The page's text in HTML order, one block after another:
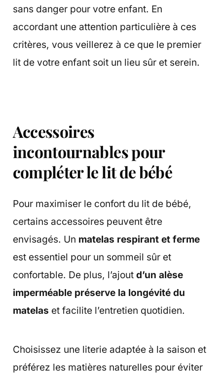
sans danger pour votre enfant. En
accordant une attention particulière à ces
critères, vous veillerez à ce que le premier
lit de votre enfant soit un lieu sûr et serein.
Accessoires
incontournables pour
compléter le lit de bébé
Pour maximiser le confort du lit de bébé,
certains accessoires peuvent être
envisagés. Un matelas respirant et ferme
est essentiel pour un sommeil sûr et
confortable. De plus, l’ajout d’un alèse
imperméable préserve la longévité du
matelas et facilite l’entretien quotidien.
Choisissez une literie adaptée à la saison et
préférez les matières naturelles pour éviter